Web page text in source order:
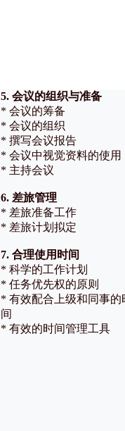
5. 会议的组织与准备
* 会议的筹备
* 会议的组织
* 撰写会议报告
* 会议中视觉资料的使用
* 主持会议
6. 差旅管理
* 差旅准备工作
* 差旅计划拟定
7. 合理使用时间
* 科学的工作计划
* 任务优先权的原则
* 有效配合上级和同事的
间
* 有效的时间管理工具